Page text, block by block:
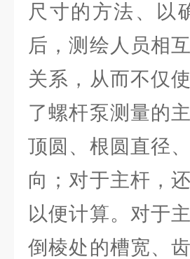
尺寸的方法、以
后，测绘人员相
关系，从而不仅
了螺杆泵测量的
顶圆、根圆直径
向；对于主杆，
以便计算。对于
倒棱处的槽宽、